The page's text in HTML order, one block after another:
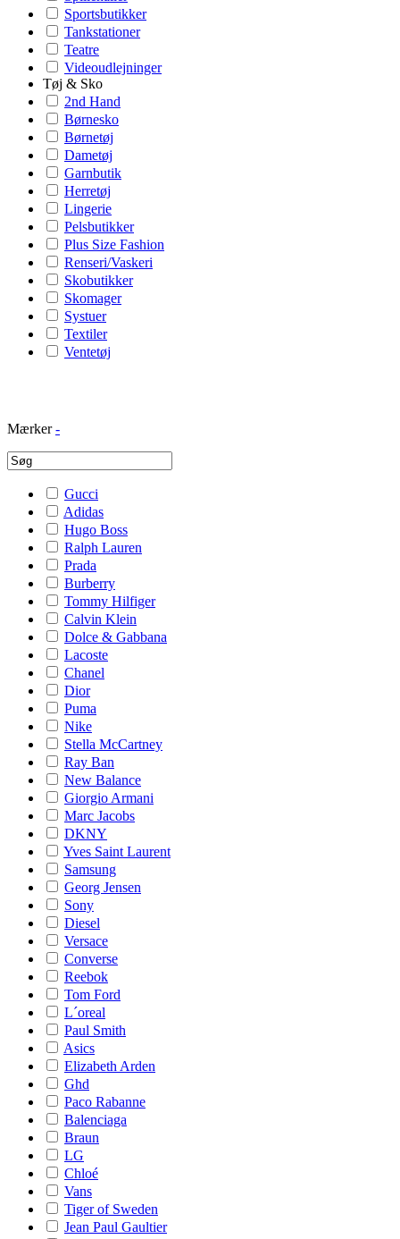
Sportsbutikker
Tankstationer
Teatre
Videoudlejninger
Tøj & Sko
2nd Hand
Børnesko
Børnetøj
Dametøj
Garnbutik
Herretøj
Lingerie
Pelsbutikker
Plus Size Fashion
Renseri/Vaskeri
Skobutikker
Skomager
Systuer
Textiler
Ventetøj
Mærker -
Gucci
Adidas
Hugo Boss
Ralph Lauren
Prada
Burberry
Tommy Hilfiger
Calvin Klein
Dolce & Gabbana
Lacoste
Chanel
Dior
Puma
Nike
Stella McCartney
Ray Ban
New Balance
Giorgio Armani
Marc Jacobs
DKNY
Yves Saint Laurent
Samsung
Georg Jensen
Sony
Diesel
Versace
Converse
Reebok
Tom Ford
L´oreal
Paul Smith
Asics
Elizabeth Arden
Ghd
Paco Rabanne
Balenciaga
Braun
LG
Chloé
Vans
Tiger of Sweden
Jean Paul Gaultier